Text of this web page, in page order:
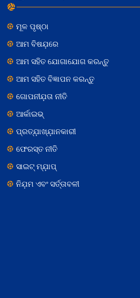
ମୂଳ ପୃଷ୍ଠା
ଆମ ବିଷଯ଼ରେ
ଆମ ସହିତ ଯୋଗାଯୋଗ କରନ୍ତୁ
ଆମ ସହିତ ବିଜ୍ଞାପନ କରନ୍ତୁ
ଗୋପନୀଯ଼ତା ନୀତି
ଆର୍କାଇଭ୍
ପ୍ରତ୍ଯ଼ାଖ୍ଯ଼ାନକାରୀ
ଫେରସ୍ତ ନୀତି
ସାଇଟ୍ ମ୍ଯ଼ାପ୍
ନିଯ଼ମ ଏବଂ ସର୍ତ୍ତାବଳୀ